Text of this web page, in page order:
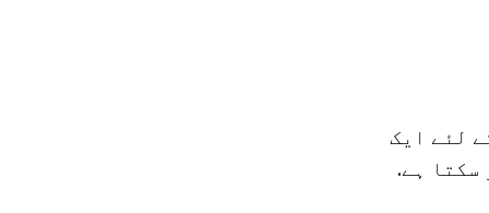
لئے ایک
سکتا ہے.